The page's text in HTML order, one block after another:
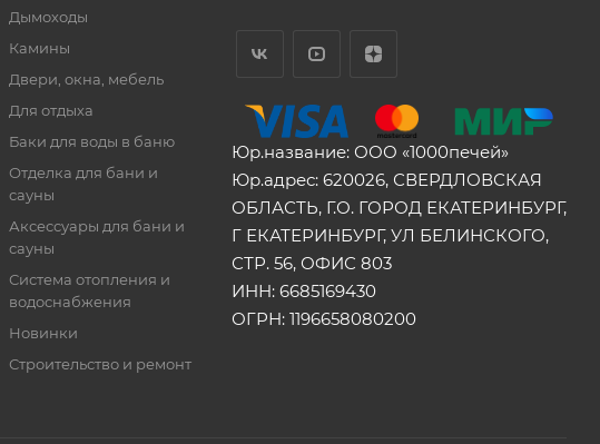
Дымоходы
Камины
Двери, окна, мебель
Для отдыха
Баки для воды в баню
Отделка для бани и
сауны
Аксессуары для бани и
сауны
Система отопления и
водоснабжения
Новинки
Строительство и ремонт
Юр.название: ООО «1000печей»
Юр.адрес: 620026, СВЕРДЛОВСКАЯ
ОБЛАСТЬ, Г.О. ГОРОД ЕКАТЕРИНБУРГ,
Г ЕКАТЕРИНБУРГ, УЛ БЕЛИНСКОГО,
СТР. 56, ОФИС 803
ИНН: 6685169430
ОГРН: 1196658080200